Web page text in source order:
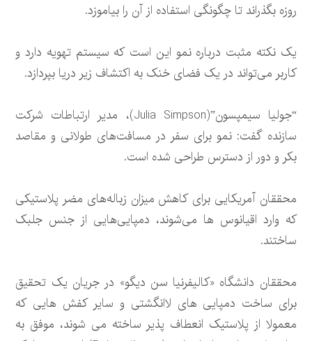
روزه بگذراند تا چگونگی استفاده از آن را بیاموزد.
یک نکته مثبت درباره نمو این است که سیستم تهویه دارد و
کاربر می‌تواند در یک فضای خنک به اکتشاف زیر دریا بپردازد.
“جولیا سیمپسون”(Julia Simpson)، مدیر ارتباطات شرکت
سازنده گفت: نمو برای سفر در مسافت‌های طولانی و مقاصد
بکر و دور از دسترس طراحی شده است.
محققان آمریکایی برای کاهش میزان زباله‌های مضر پلاستیکی
که وارد اقیانوس ها می‌شوند، دمپایی‌هایی از جنس جلبک
ساختند.
محققان دانشگاه «کالیفرنیا سن دیگو» در جریان یک تحقیق
برای ساخت دمپایی های لاانگشتی و سایر کفش هایی که
معمولا از پلاستیک انعطاف پذیر ساخته می شوند، موفق به